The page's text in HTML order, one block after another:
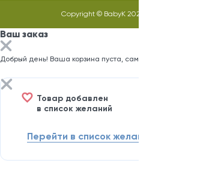
Copyright © BabyK 2026
Ваш заказ
Добрый день! Ваша корзина пуста, самое время заполнить ее)
Товар добавлен
в список желаний
Перейти в список желаний